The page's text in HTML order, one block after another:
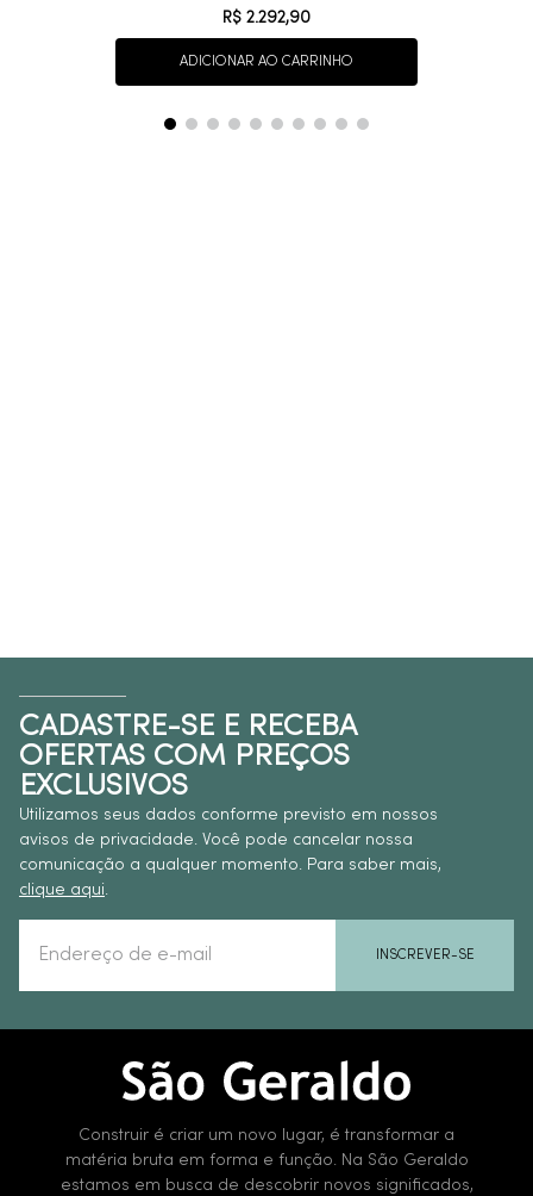
R$ 2.292,90
ADICIONAR AO CARRINHO
CADASTRE-SE E RECEBA
OFERTAS COM PREÇOS
EXCLUSIVOS
Utilizamos seus dados conforme previsto em nossos
avisos de privacidade. Você pode cancelar nossa
comunicação a qualquer momento. Para saber mais,
clique aqui.
INSCREVER-SE
Construir é criar um novo lugar, é transformar a
matéria bruta em forma e função. Na São Geraldo
estamos em busca de descobrir novos significados,